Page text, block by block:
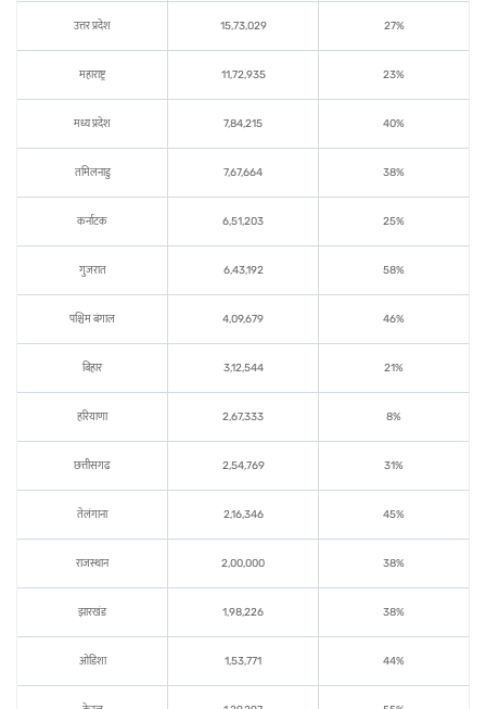
उत्तर प्रदेश 15,73,029 27%
महाराष्ट्र 11,72,935 23%
मध्य प्रदेश 7,84,215 40%
तमिलनाडु 7,67,664 38%
कर्नाटक 6,51,203 25%
गुजरात 6,43,192 58%
पश्चिम बंगाल 4,09,679 46%
बिहार 3,12,544 21%
हरियाणा 2,67,333 8%
छत्तीसगढ 2,54,769 31%
तेलंगाना 2,16,346 45%
राजस्थान 2,00,000 38%
झारखंड 1,98,226 38%
ओडिशा 1,53,771 44%